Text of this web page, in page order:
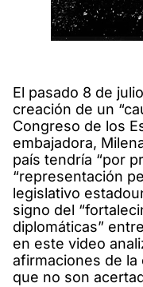
El pasado 8 de
creación de un
Congreso de los
embajadora,
país tendría “por
“representación
legislativo
signo del
diplomáticas”
en este video
afirmaciones de la
que no son